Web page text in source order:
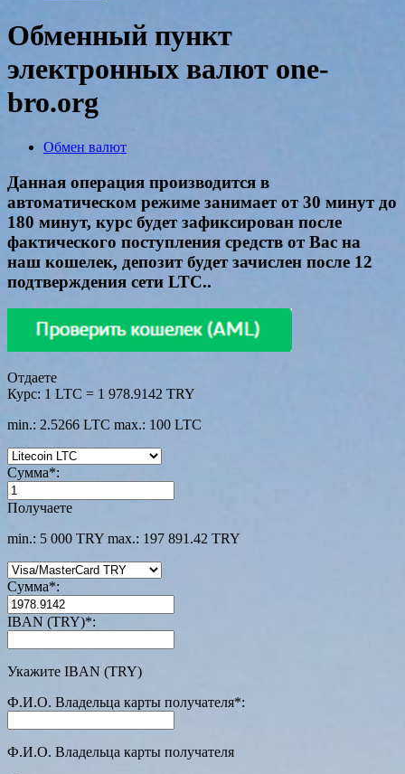
Обменный пункт
электронных валют one-
bro.org
Обмен валют
Данная операция производится в
автоматическом режиме занимает от 30 минут до
180 минут, курс будет зафиксирован после
фактического поступления средств от Вас на
наш кошелек, депозит будет зачислен после 12
подтверждения сети LTC..
Отдаете
Курс: 1 LTC = 1 978.9142 TRY
min.: 2.5266 LTC max.: 100 LTC
Сумма*:
Получаете
min.: 5 000 TRY max.: 197 891.42 TRY
Сумма*:
IBAN (TRY)*:
Укажите IBAN (TRY)
Ф.И.О. Владельца карты получателя*:
Ф.И.О. Владельца карты получателя